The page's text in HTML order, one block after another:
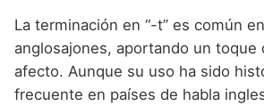
La terminación en “-t” es común
anglosajones, aportando un toque
afecto. Aunque su uso ha sido
frecuente en países de habla